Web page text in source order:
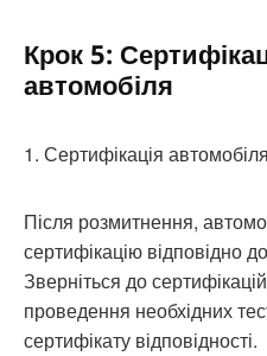
Крок 5:
автомобіля
1. Сертифікація автомобіля
Після розмитнення,
сертифікацію відповідно
Зверніться до
проведення необхідних
сертифікату відповідності.